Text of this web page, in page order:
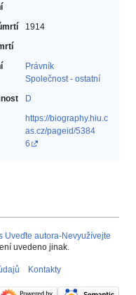
1914
Právník‎
Společnost - ostatní‎
D
https://biography.hiu.c
as.cz/pageid/5384
6
Uveďte autora-Nevyužívejte
uvedeno jinak.
Kontakty